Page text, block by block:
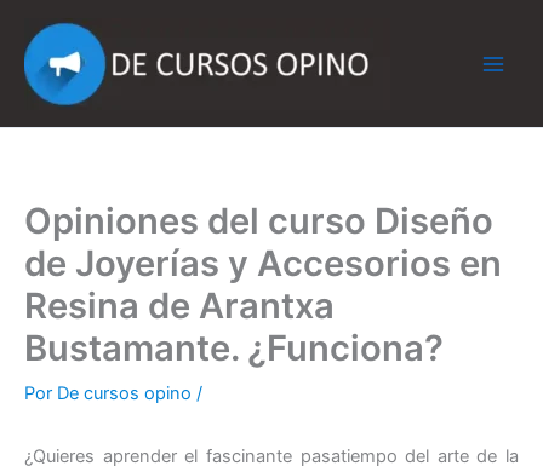
contenido
Opiniones del curso Diseño
de Joyerías y Accesorios en
Resina de Arantxa
Bustamante. ¿Funciona?
Por De cursos opino /
¿Quieres aprender el fascinante pasatiempo del arte de la